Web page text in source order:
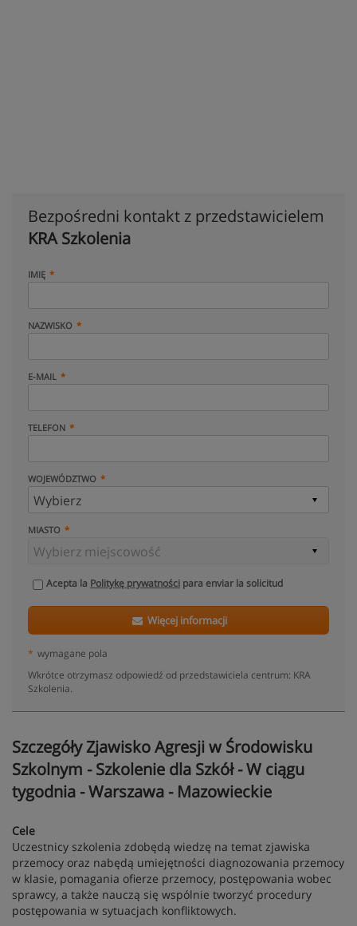
Bezpośredni kontakt z przedstawicielem
KRA Szkolenia
IMIĘ
NAZWISKO
E-MAIL
TELEFON
WOJEWÓDZTWO
MIASTO
Acepta la Politykę prywatności para enviar la solicitud
Więcej informacji
* wymagane pola
Wkrótce otrzymasz odpowiedź od przedstawiciela centrum: KRA
Szkolenia.
Szczegóły Zjawisko Agresji w Środowisku
Szkolnym - Szkolenie dla Szkół - W ciągu
tygodnia - Warszawa - Mazowieckie
Cele
Uczestnicy szkolenia zdobędą wiedzę na temat zjawiska
przemocy oraz nabędą umiejętności diagnozowania przemocy
w klasie, pomagania ofierze przemocy, postępowania wobec
sprawcy, a także nauczą się wspólnie tworzyć procedury
postępowania w sytuacjach konfliktowych.